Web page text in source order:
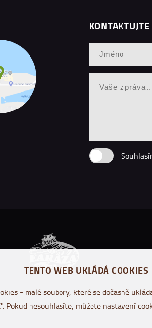
TENTO WEB UKLÁDÁ COOKIES
- malé soubory, které se dočasně
Pokud nesouhlasíte, můžete nastavení